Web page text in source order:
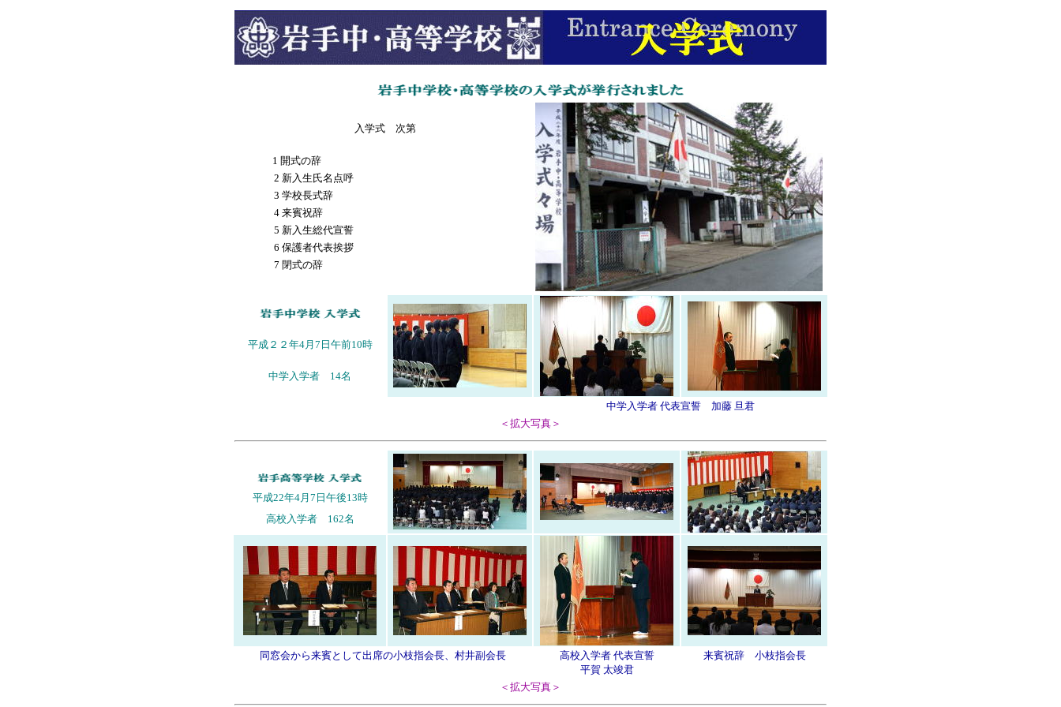
入学式 次第
1 開式の辞
2 新入生氏名点呼
3 学校長式辞
4 来賓祝辞
5 新入生総代宣誓
6 保護者代表挨拶
7 閉式の辞
平成２２年4月7日午前10時
中学入学者 14名
中学入学者 代表宣誓 加藤 旦君
＜拡大写真＞
平成22年4月7日午後13時
高校入学者 162名
同窓会から来賓として出席の小枝指会長、村井副会長
高校入学者 代表宣誓
平賀 太竣君
来賓祝辞 小枝指会長
＜拡大写真＞